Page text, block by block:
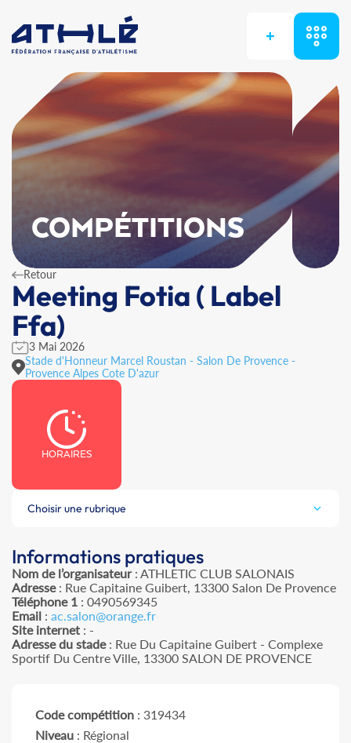
+
COMPÉTITIONS
Retour
Meeting Fotia ( Label
Ffa)
3 Mai 2026
Stade d'Honneur Marcel Roustan - Salon De Provence -
Provence Alpes Cote D'azur
HORAIRES
Choisir une rubrique
Informations pratiques
Nom de l’organisateur: ATHLETIC CLUB SALONAIS
Adresse: Rue Capitaine Guibert, 13300 Salon De Provence
Téléphone 1 : 0490569345
Email : ac.salon@orange.fr
Site internet : -
Adresse du stade: Rue Du Capitaine Guibert - Complexe
Sportif Du Centre Ville, 13300 SALON DE PROVENCE
Code compétition : 319434
Niveau : Régional